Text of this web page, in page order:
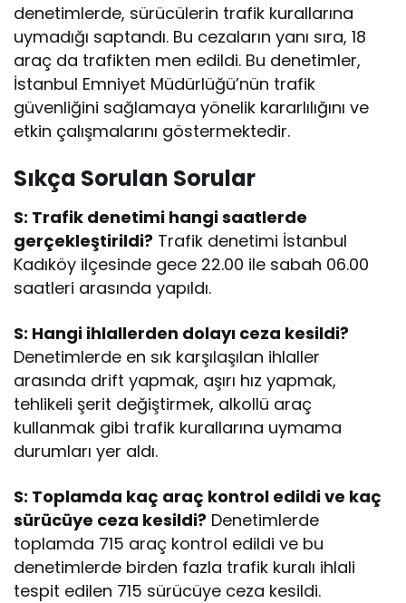
denetimlerde, sürücülerin trafik kurallarına
uymadığı saptandı. Bu cezaların yanı sıra, 18
araç da trafikten men edildi. Bu denetimler,
İstanbul Emniyet Müdürlüğü’nün trafik
güvenliğini sağlamaya yönelik kararlılığını ve
etkin çalışmalarını göstermektedir.
Sıkça Sorulan Sorular
S: Trafik denetimi hangi saatlerde
gerçekleştirildi? Trafik denetimi İstanbul
Kadıköy ilçesinde gece 22.00 ile sabah 06.00
saatleri arasında yapıldı.
S: Hangi ihlallerden dolayı ceza kesildi?
Denetimlerde en sık karşılaşılan ihlaller
arasında drift yapmak, aşırı hız yapmak,
tehlikeli şerit değiştirmek, alkollü araç
kullanmak gibi trafik kurallarına uymama
durumları yer aldı.
S: Toplamda kaç araç kontrol edildi ve kaç
sürücüye ceza kesildi? Denetimlerde
toplamda 715 araç kontrol edildi ve bu
denetimlerde birden fazla trafik kuralı ihlali
tespit edilen 715 sürücüye ceza kesildi.